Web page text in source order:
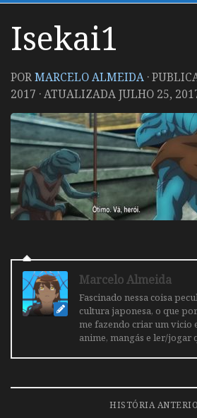
Isekai1
PORMARCELO ALMEIDA ·
2017 · ATUALIZADAJULHO 25,
Marcelo Almeida
Fascinado nessa coisa
cultura japonesa, o que
me fazendo criar um vicio
anime, mangás e ler/jogar
HISTÓRIA